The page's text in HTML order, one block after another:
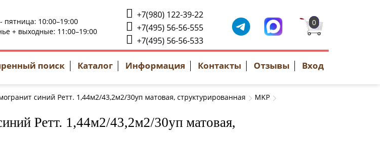
пятница: 10:00–19:00
+ выходные: 11:00–19:00
+7(980) 122-39-22
+7(495) 56-56-555
+7(495) 56-56-533
0
поиск Каталог Информация Контакты Отзывы Вход
синий Ретт. 1,44м2/43,2м2/30уп матовая, структурированная MKP
Ретт. 1,44м2/43,2м2/30уп матовая,